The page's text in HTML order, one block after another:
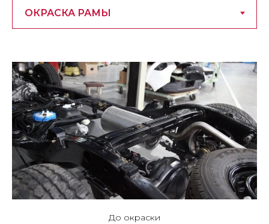
До окраски